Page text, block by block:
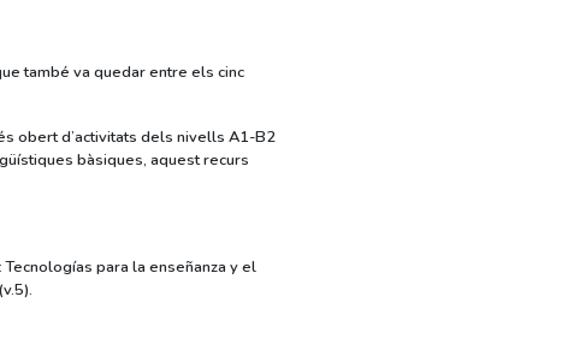
també va quedar entre els cinc
obert d’activitats dels nivells A1-B2
bàsiques, aquest recurs
para la enseñanza y el
(v.5).